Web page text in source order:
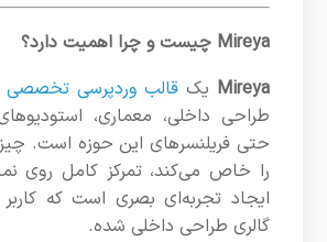
Mireya چیست و چرا اهمیت دارد؟
Mireya یکقالب وردپرسی تخصصی
طراحی داخلی، معماری،
حتی فریلنسرهای این حوزه است.
را خاص می‌کند، تمرکز کامل روی
ایجاد تجربه‌ای بصری است که
گالری طراحی داخلی شده.